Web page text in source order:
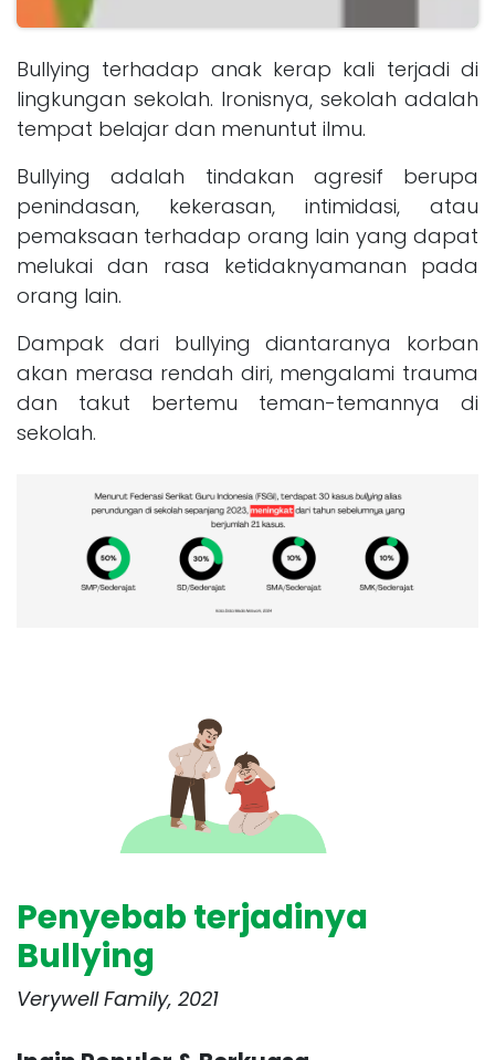
Bullying terhadap anak kerap kali terjadi di
lingkungan sekolah. Ironisnya, sekolah adalah
tempat belajar dan menuntut ilmu.
Bullying adalah tindakan agresif berupa
penindasan, kekerasan, intimidasi, atau
pemaksaan terhadap orang lain yang dapat
melukai dan rasa ketidaknyamanan pada
orang lain.
Dampak dari bullying diantaranya korban
akan merasa rendah diri, mengalami trauma
dan takut bertemu teman-temannya di
sekolah.
Penyebab terjadinya
Bullying
Verywell Family, 2021